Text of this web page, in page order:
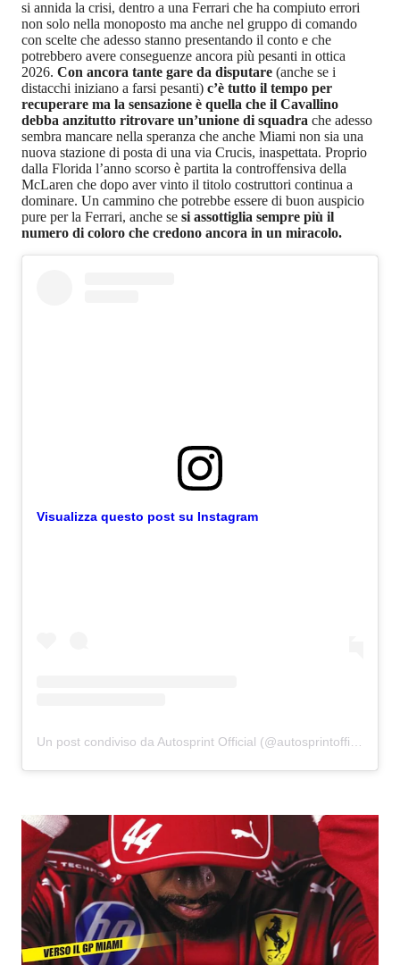
si annida la crisi, dentro a una Ferrari che ha compiuto errori
non solo nella monoposto ma anche nel gruppo di comando
con scelte che adesso stanno presentando il conto e che
potrebbero avere conseguenze ancora più pesanti in ottica
2026. Con ancora tante gare da disputare (anche se i
distacchi iniziano a farsi pesanti) c’è tutto il tempo per
recuperare ma la sensazione è quella che il Cavallino
debba anzitutto ritrovare un’unione di squadra che adesso
sembra mancare nella speranza che anche Miami non sia una
nuova stazione di posta di una via Crucis, inaspettata. Proprio
dalla Florida l’anno scorso è partita la controffensiva della
McLaren che dopo aver vinto il titolo costruttori continua a
dominare. Un cammino che potrebbe essere di buon auspicio
pure per la Ferrari, anche se si assottiglia sempre più il
numero di coloro che credono ancora in un miracolo.
Visualizza questo post su Instagram
Un post condiviso da Autosprint Official (@autosprintofficial)